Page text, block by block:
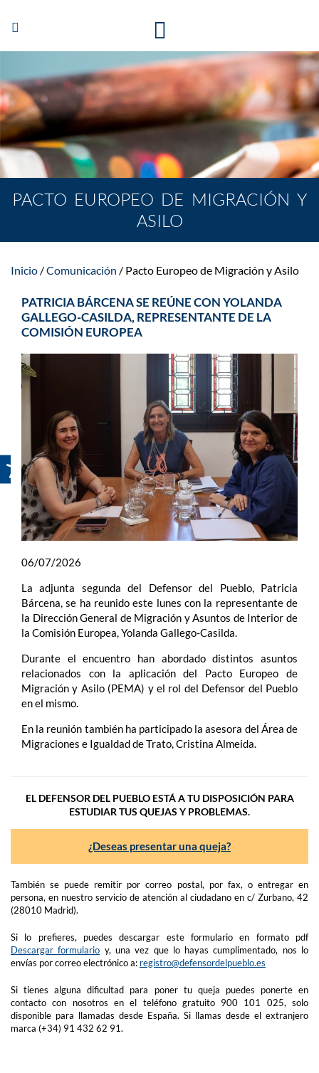
Abrir/Cerrar
navegación
PACTO EUROPEO DE MIGRACIÓN Y
ASILO
Inicio Comunicación Pacto Europeo de Migración y Asilo
PATRICIA BÁRCENA SE REÚNE CON YOLANDA
GALLEGO-CASILDA, REPRESENTANTE DE LA
COMISIÓN EUROPEA
06/07/2026
La adjunta segunda del Defensor del Pueblo, Patricia
Bárcena, se ha reunido este lunes con la representante de
la Dirección General de Migración y Asuntos de Interior de
la Comisión Europea, Yolanda Gallego-Casilda.
Durante el encuentro han abordado distintos asuntos
relacionados con la aplicación del Pacto Europeo de
Migración y Asilo (PEMA) y el rol del Defensor del Pueblo
en el mismo.
En la reunión también ha participado la asesora del Área de
Migraciones e Igualdad de Trato, Cristina Almeida.
EL DEFENSOR DEL PUEBLO ESTÁ A TU DISPOSICIÓN PARA
ESTUDIAR TUS QUEJAS Y PROBLEMAS.
¿Deseas presentar una queja?
También se puede remitir por correo postal, por fax, o entregar en
persona, en nuestro servicio de atención al ciudadano en c/ Zurbano, 42
(28010 Madrid).
Si lo prefieres, puedes descargar este formulario en formato pdf
Descargar formulario y, una vez que lo hayas cumplimentado, nos lo
envías por correo electrónico a: registro@defensordelpueblo.es
Si tienes alguna dificultad para poner tu queja puedes ponerte en
contacto con nosotros en el teléfono gratuito 900 101 025, solo
disponible para llamadas desde España. Si llamas desde el extranjero
marca (+34) 91 432 62 91.